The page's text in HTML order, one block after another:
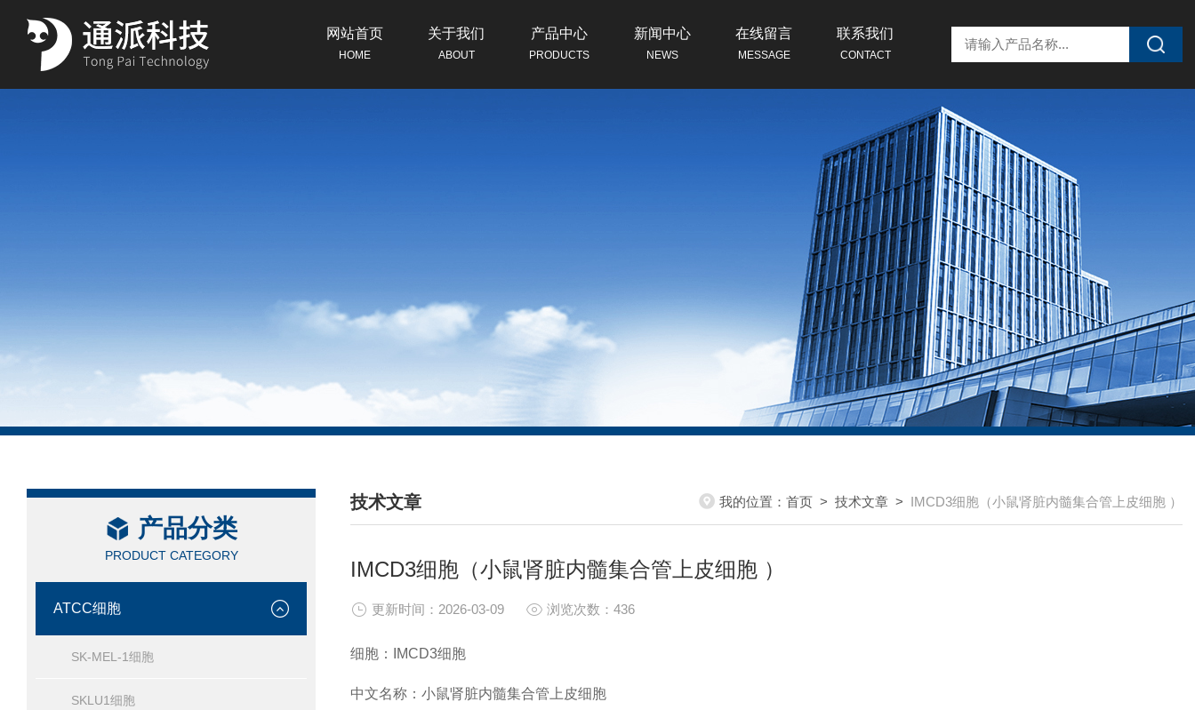
网站首页
HOME
关于我们
ABOUT
产品中心
PRODUCTS
新闻中心
NEWS
在线留言
MESSAGE
联系我们
CONTACT
产品分类
PRODUCT CATEGORY
ATCC细胞
SK-MEL-1细胞
SKLU1细胞
技术文章
/ TECHNICAL ARTICLES
我的位置： 首页 > 技术文章 > IMCD3细胞（小鼠肾脏内髓集合管上皮细胞 ）
IMCD3细胞（小鼠肾脏内髓集合管上皮细胞 ）
更新时间：2026-03-09 浏览次数：436
细胞：IMCD3细胞
中文名称：小鼠肾脏内髓集合管上皮细胞